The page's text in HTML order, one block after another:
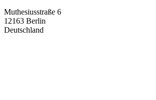
Muthesiusstraße 6
12163 Berlin
Deutschland